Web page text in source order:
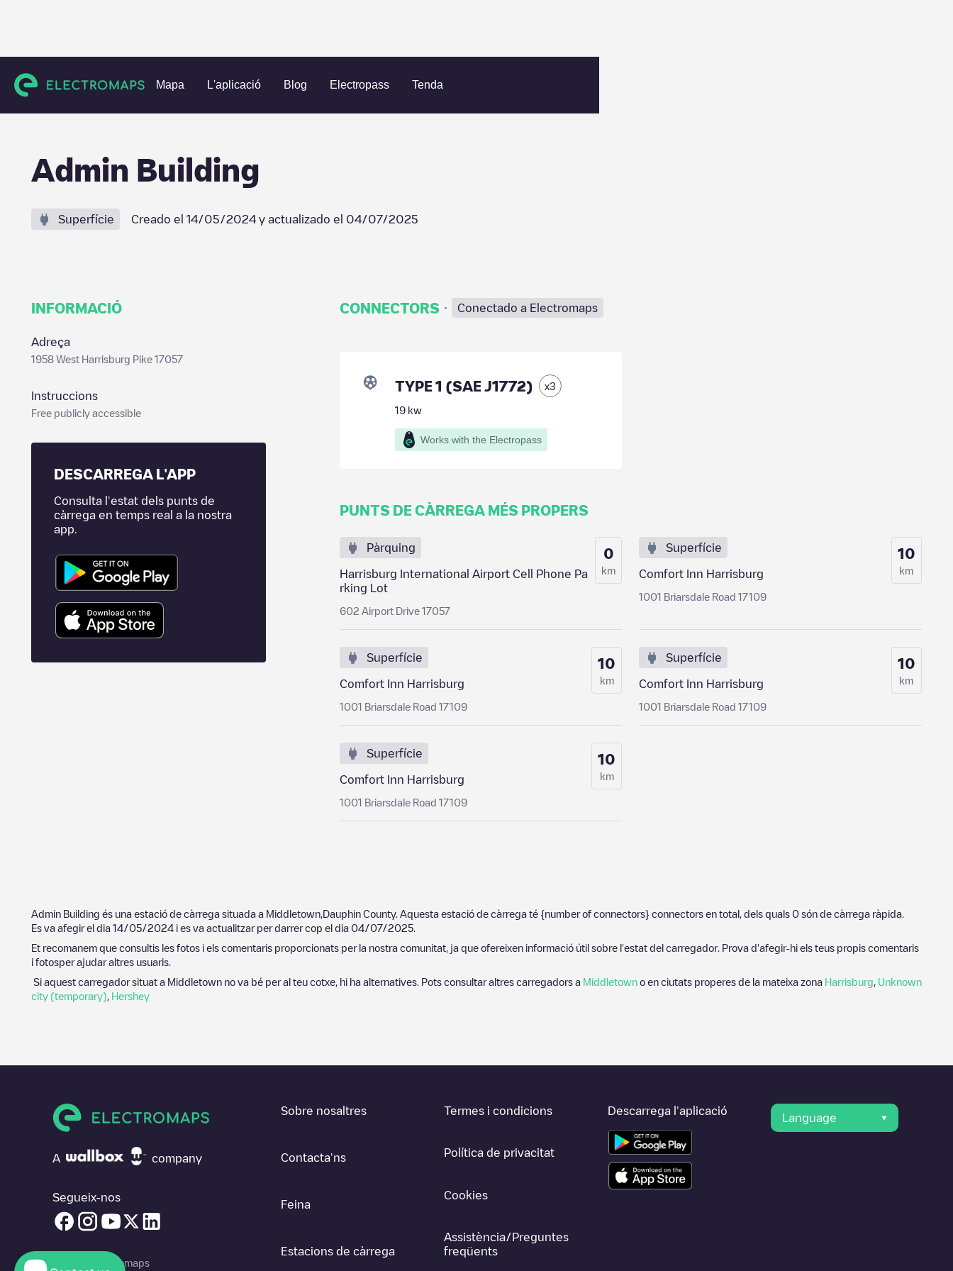
Mapa L'aplicació Blog Electropass Tenda
Charging stations Estats Units Dauphin County Middletown Admin Building
Admin Building
Superfície Creado el 14/05/2024 y actualizado el 04/07/2025
INFORMACIÓ
Adreça
1958 West Harrisburg Pike 17057
Instruccions
Free publicly accessible
DESCARREGA L'APP
Consulta l'estat dels punts de
càrrega en temps real a la nostra
app.
CONNECTORS · Conectado a Electromaps
TYPE 1 (SAE J1772) x3
19kw
Works with the Electropass
PUNTS DE CÀRREGA MÉS PROPERS
Pàrquing
Harrisburg International Airport Cell Phone Pa
rking Lot
602 Airport Drive 17057
0
km
Superfície
Comfort Inn Harrisburg
1001 Briarsdale Road 17109
10
km
Superfície
Comfort Inn Harrisburg
1001 Briarsdale Road 17109
10
km
Superfície
Comfort Inn Harrisburg
1001 Briarsdale Road 17109
10
km
Superfície
Comfort Inn Harrisburg
1001 Briarsdale Road 17109
10
km
Admin Building és una estació de càrrega situada a Middletown Dauphin County. Aquesta estació de càrrega té {number of connectors} connectors en total, dels quals 0 són de càrrega ràpida.
Es va afegir el dia 14/05/2024 i es va actualitzar per darrer cop el dia 04/07/2025
Et recomanem que consultis les fotos i els comentaris proporcionats per la nostra comunitat, ja que ofereixen informació útil sobre l'estat del carregador. Prova d'afegir-hi els teus propis comentaris
i fotosper ajudar altres usuaris.
Si aquest carregador situat a Middletown no va bé per al teu cotxe, hi ha alternatives. Pots consultar altres carregadors a Middletown o en ciutats properes de la mateixa zona Harrisburg Unknown
city (temporary)
Hershey
A company
Segueix-nos
© 2026 Electromaps
Sobre nosaltres
Contacta'ns
Feina
Estacions de càrrega
Termes i condicions
Política de privacitat
Cookies
Assistència/Preguntes
freqüents
Descarrega l'aplicació
Language